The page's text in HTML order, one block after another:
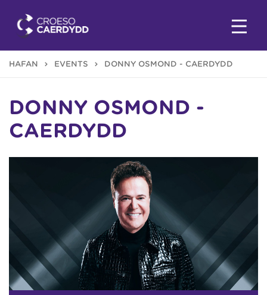
HAFAN EVENTS DONNY OSMOND - CAERDYDD
DONNY OSMOND -
CAERDYDD